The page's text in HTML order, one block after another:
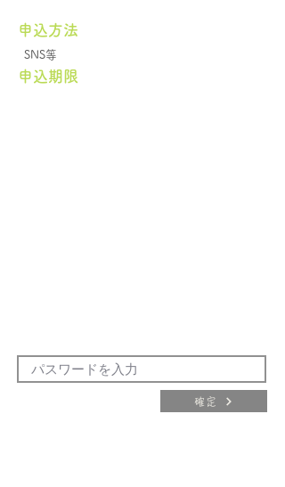
申込方法
SNS等
申込期限
確定